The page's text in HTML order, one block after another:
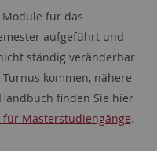
für das
aufgeführt und
ständig veränderbar
kommen, nähere
finden Sie hier
für Masterstudiengänge.